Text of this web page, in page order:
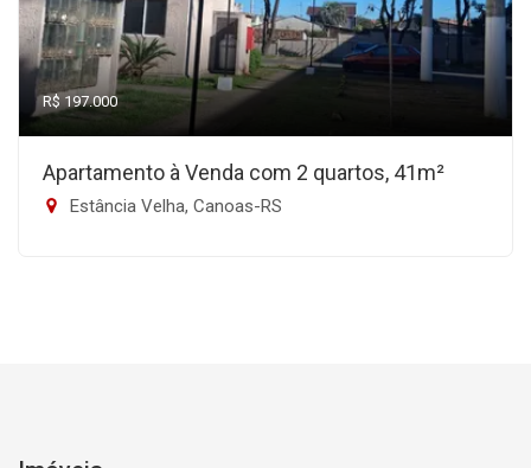
R$ 197.000
Apartamento à Venda com 2 quartos, 41m²
Estância Velha, Canoas-RS